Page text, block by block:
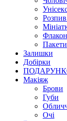
Пакети
Залишки
Добірки
Макіяж
Брови
Губи
Очі